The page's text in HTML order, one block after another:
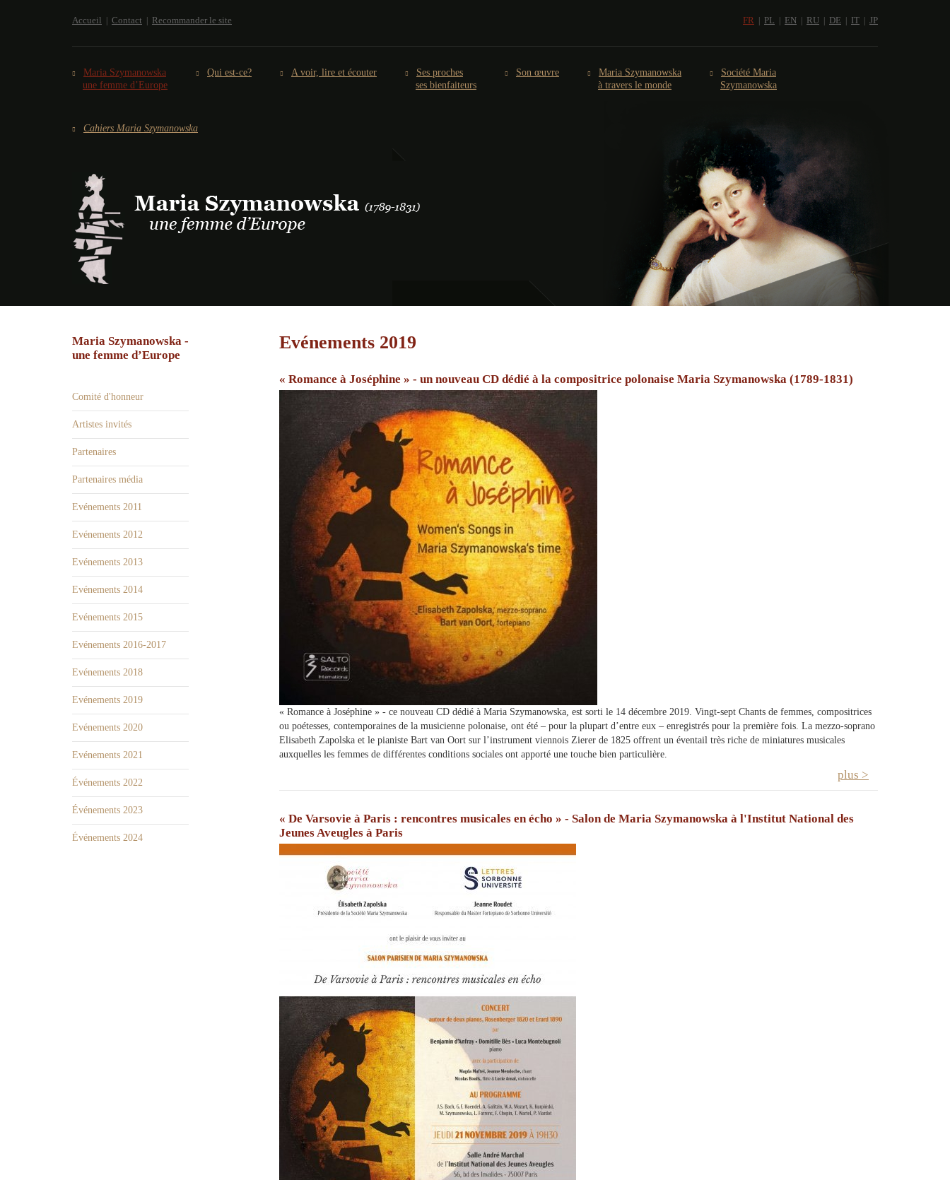
Accueil Contact Recommander le site FR PL EN RU DE IT JP
Maria Szymanowska
une femme d’Europe
Qui est-ce? A voir, lire et écouter
Ses proches
ses bienfaiteurs
Son œuvre
Maria Szymanowska
à travers le monde
Société Maria
Szymanowska
Cahiers Maria Szymanowska
Maria Szymanowska -
une femme d’Europe
Comité d'honneur
Artistes invités
Partenaires
Partenaires média
Evénements 2011
Evénements 2012
Evénements 2013
Evénements 2014
Evénements 2015
Evénements 2016-2017
Evénements 2018
Evénements 2019
Evénements 2020
Evénements 2021
Événements 2022
Événements 2023
Événements 2024
Evénements 2019
« Romance à Joséphine » - un nouveau CD dédié à la compositrice polonaise Maria Szymanowska (1789-1831)
« Romance à Joséphine » - ce nouveau CD dédié à Maria Szymanowska, est sorti le 14 décembre 2019. Vingt-sept Chants de femmes, compositrices
ou poétesses, contemporaines de la musicienne polonaise, ont été – pour la plupart d’entre eux – enregistrés pour la première fois. La mezzo-soprano
Elisabeth Zapolska et le pianiste Bart van Oort sur l’instrument viennois Zierer de 1825 offrent un éventail très riche de miniatures musicales
auxquelles les femmes de différentes conditions sociales ont apporté une touche bien particulière.
plus >
« De Varsovie à Paris : rencontres musicales en écho » - Salon de Maria Szymanowska à l'Institut National des
Jeunes Aveugles à Paris